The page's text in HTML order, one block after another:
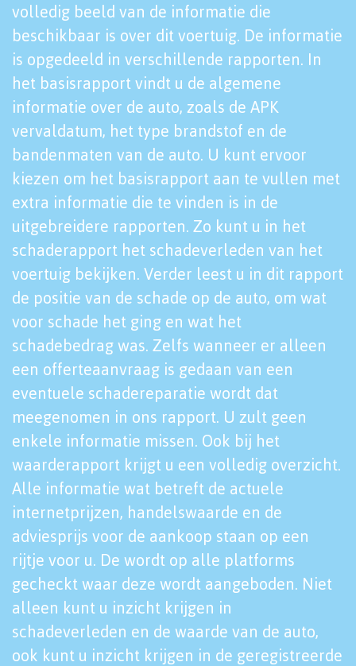
volledig beeld van de informatie die
beschikbaar is over dit voertuig. De informatie
is opgedeeld in verschillende rapporten. In
het basisrapport vindt u de algemene
informatie over de auto, zoals de APK
vervaldatum, het type brandstof en de
bandenmaten van de auto. U kunt ervoor
kiezen om het basisrapport aan te vullen met
extra informatie die te vinden is in de
uitgebreidere rapporten. Zo kunt u in het
schaderapport het schadeverleden van het
voertuig bekijken. Verder leest u in dit rapport
de positie van de schade op de auto, om wat
voor schade het ging en wat het
schadebedrag was. Zelfs wanneer er alleen
een offerteaanvraag is gedaan van een
eventuele schadereparatie wordt dat
meegenomen in ons rapport. U zult geen
enkele informatie missen. Ook bij het
waarderapport krijgt u een volledig overzicht.
Alle informatie wat betreft de actuele
internetprijzen, handelswaarde en de
adviesprijs voor de aankoop staan op een
rijtje voor u. De wordt op alle platforms
gecheckt waar deze wordt aangeboden. Niet
alleen kunt u inzicht krijgen in
schadeverleden en de waarde van de auto,
ook kunt u inzicht krijgen in de geregistreerde